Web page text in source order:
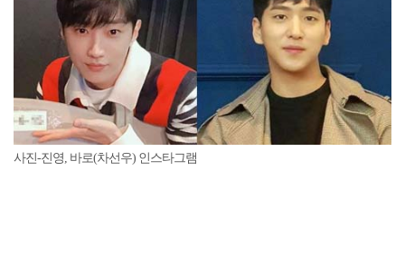
사진-진영, 바로(차선우) 인스타그램